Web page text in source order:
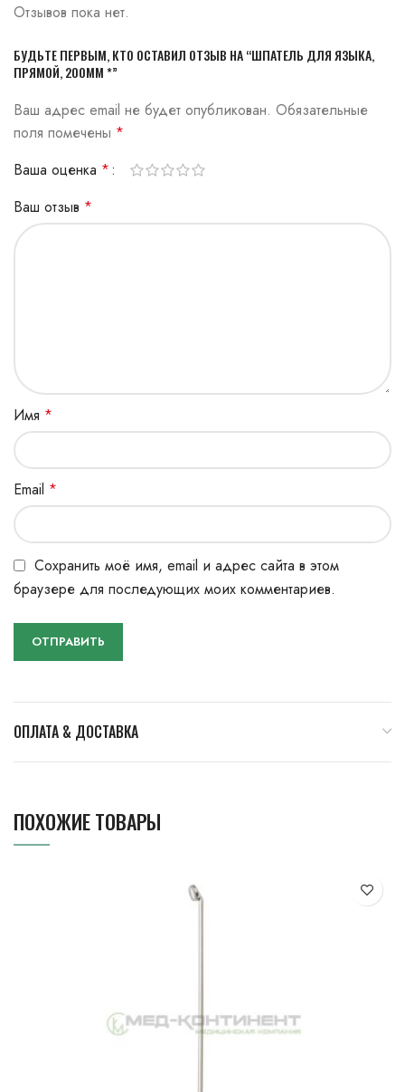
Отзывов пока нет.
БУДЬТЕ ПЕРВЫМ, КТО ОСТАВИЛ ОТЗЫВ НА “ШПАТЕЛЬ ДЛЯ ЯЗЫКА,
ПРЯМОЙ, 200ММ *”
Ваш адрес email не будет опубликован. Обязательные
поля помечены *
Ваша оценка *
Ваш отзыв *
Имя *
Email *
Сохранить моё имя, email и адрес сайта в этом
браузере для последующих моих комментариев.
ОПЛАТА & ДОСТАВКА
ПОХОЖИЕ ТОВАРЫ